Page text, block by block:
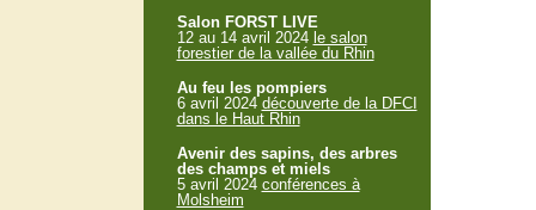
Salon FORST LIVE
12 au 14 avril 2024 le salon
forestier de la vallée du Rhin
Au feu les pompiers
6 avril 2024 découverte de la DFCI
dans le Haut Rhin
Avenir des sapins, des arbres
des champs et miels
5 avril 2024 conférences à
Molsheim